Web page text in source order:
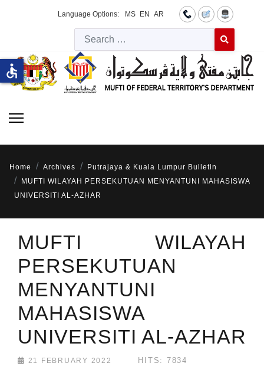
Language Options: MS EN AR
Type 2 or
Home Archives
Putrajaya & Kuala Lumpur Bulletin
MUFTI WILAYAH PERSEKUTUAN MENYANTUNI MAHASISWA
UNIVERSITI AL-AZHAR
MUFTI WILAYAH
PERSEKUTUAN
MENYANTUNI
MAHASISWA
UNIVERSITI AL-AZHAR
21 FEBRUARY 2022 HITS: 7834
accessible